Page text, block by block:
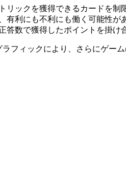
リックを獲得できるカードを
有利にも不利にも働く可能性
数で獲得したポイントを掛け
フィックにより、さらにゲー